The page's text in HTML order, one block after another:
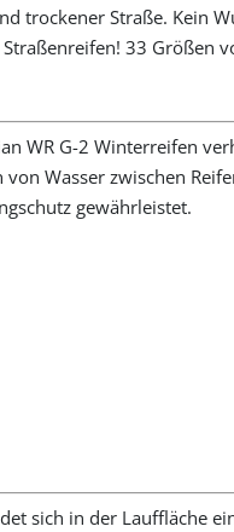
trockener Straße. Kein
33 Größen
WR G-2 Winterreifen
von Wasser zwischen
gewährleistet.
sich in der Lauffläche